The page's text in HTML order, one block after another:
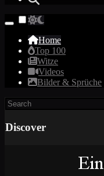
Home
Top 100
Witze
Videos
Bilder & Sprüche
Discover